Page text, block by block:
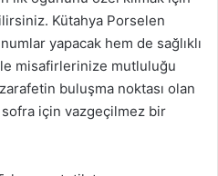
Kütahya Porselen
yapacak hem de sağlıklı
misafirlerinize mutluluğu
zarafetin buluşma noktası olan
için vazgeçilmez bir